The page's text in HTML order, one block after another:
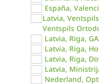
España,
Latvia,
Ventspils
Latvia, Riga,
Latvia, Riga,
Latvia, Riga,
Latvia,
Nederland,